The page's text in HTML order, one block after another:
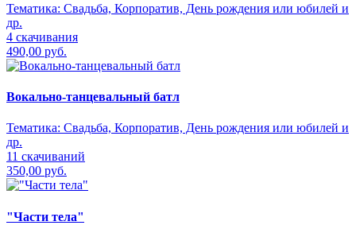
Тематика: Свадьба, Корпоратив, День рождения или юбилей и
др.
4 скачивания
490,00 руб.
Вокально-танцевальный батл
Тематика: Свадьба, Корпоратив, День рождения или юбилей и
др.
11 скачиваний
350,00 руб.
"Части тела"